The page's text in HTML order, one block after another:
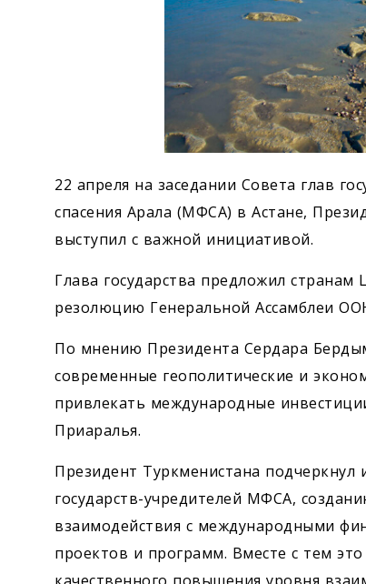
22 апреля на заседании Совета глав
спасения Арала (МФСА) в Астане,
выступил с важной инициативой.
Глава государства предложил
резолюцию Генеральной Ассамблеи
По мнению Президента Сердара
современные геополитические и
привлекать международные
Приаралья.
Президент Туркменистана подчеркнул
государств-учредителей МФСА,
взаимодействия с международными
проектов и программ. Вместе с тем